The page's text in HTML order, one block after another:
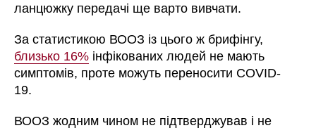
ланцюжку передачі ще варто вивчати.
За статистикою ВООЗ із цього ж брифінгу,
близько 16% інфікованих людей не мають
симптомів, проте можуть переносити COVID-
19.
ВООЗ жодним чином не підтверджував і не